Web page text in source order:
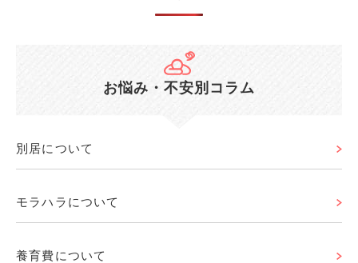
お悩み・不安別コラム
別居について
モラハラについて
養育費について